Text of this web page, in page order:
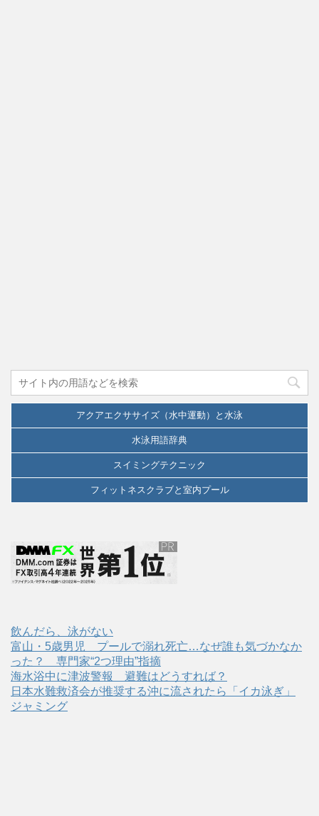
アクアエクササイズ（水中運動）と水泳
水泳用語辞典
スイミングテクニック
フィットネスクラブと室内プール
飲んだら、泳がない
富山・5歳男児 プールで溺れ死亡…なぜ誰も気づかなか
った？ 専門家“2つ理由”指摘
海水浴中に津波警報 避難はどうすれば？
日本水難救済会が推奨する沖に流されたら「イカ泳ぎ」
ジャミング